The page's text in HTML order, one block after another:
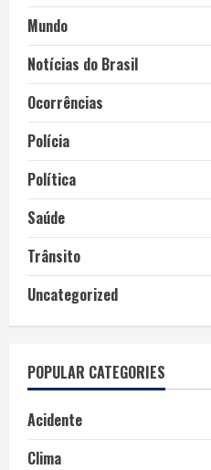
Mundo
Notícias do Brasil
Ocorrências
Polícia
Política
Saúde
Trânsito
Uncategorized
POPULAR CATEGORIES
Acidente
Clima